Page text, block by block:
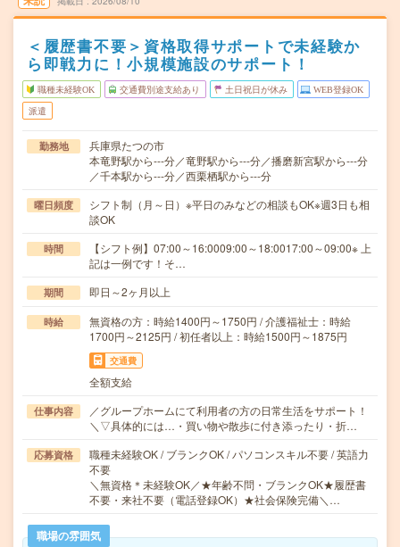
＜履歴書不要＞資格取得サポートで未経験か
ら即戦力に！小規模施設のサポート！
職種未経験OK 交通費別途支給あり 土日祝日が休み WEB登録OK
派遣
勤務地
兵庫県たつの市
本竜野駅から---分／竜野駅から---分／播磨新宮駅から---分
／千本駅から---分／西栗栖駅から---分
曜日頻度
シフト制（月～日）※平日のみなどの相談もOK※週3日も相
談OK
時間
【シフト例】07:00～16:0009:00～18:0017:00～09:00※ 上
記は一例です！そ…
期間 即日～2ヶ月以上
時給
無資格の方：時給1400円～1750円 / 介護福祉士：時給
1700円～2125円 / 初任者以上：時給1500円～1875円
交通費
全額支給
仕事内容
／グループホームにて利用者の方の日常生活をサポート！
＼▽具体的には…・買い物や散歩に付き添ったり・折…
応募資格
職種未経験OK / ブランクOK / パソコンスキル不要 / 英語力
不要
＼無資格＊未経験OK／★年齢不問・ブランクOK★履歴書
不要・来社不要（電話登録OK）★社会保険完備＼…
職場の雰囲気